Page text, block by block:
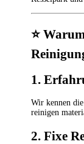
⭐
1.
Wir kennen
reinigen
2. Fixe